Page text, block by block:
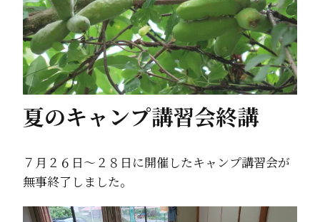
夏のキャンプ講習会終講
７月２６日～２８日に開催したキャンプ講習会が
無事終了しました。